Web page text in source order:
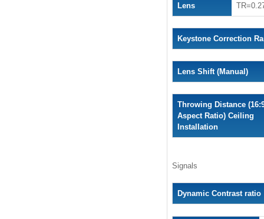
Lens
Keystone Correction
Lens Shift (Manual)
Throwing Distance
Aspect Ratio) Ceiling
Installation
Signals
DynamicContrast ratio